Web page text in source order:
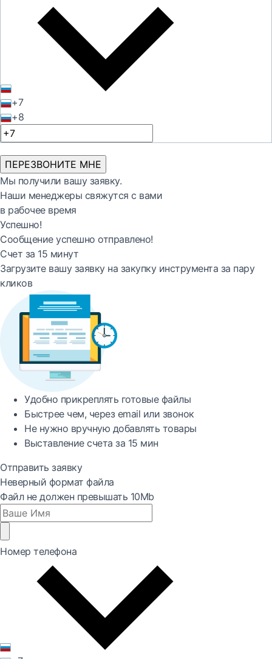
+7
+8
ПЕРЕЗВОНИТЕ МНЕ
Мы получили вашу заявку.
Наши менеджеры свяжутся с вами
в рабочее время
Успешно!
Сообщение успешно отправлено!
Счет за 15 минут
Загрузите вашу заявку на закупку инструмента за пару
кликов
Удобно прикреплять готовые файлы
Быстреечем, через email или звонок
Не нужно вручную добавлять товары
Выставление счета за 15 мин
Отправить заявку
Неверный формат файла
Файл не должен превышать 10Mb
Номер телефона